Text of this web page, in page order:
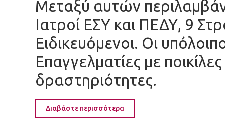
Μεταξύ αυτών
Ιατροί ΕΣΥ και ΠΕΔΥ, 9
Ειδικευόμενοι. Οι
Επαγγελματίες με
δραστηριότητες.
Διαβάστε περισσότερα